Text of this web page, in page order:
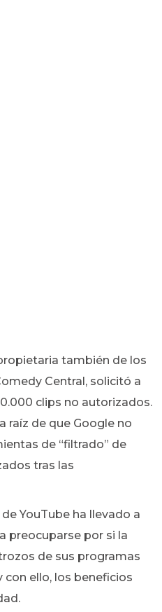
también de los
Central, solicitó a
clips no autorizados.
raíz de que Google no
de “filtrado” de
tras las
YouTube ha llevado a
preocuparse por si la
de sus programas
con ello, los beneficios